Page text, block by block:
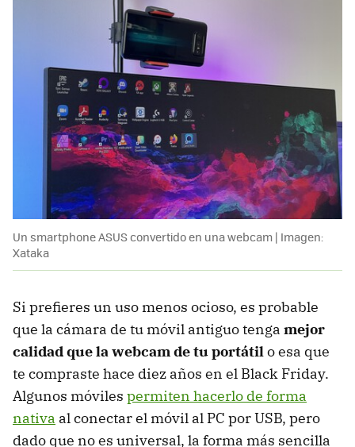
Un smartphone ASUS convertido en una webcam | Imagen:
Xataka
Si prefieres un uso menos ocioso, es probable
que la cámara de tu móvil antiguo tenga mejor
calidad que la webcam de tu portátilo esa que
te compraste hace diez años en el Black Friday.
Algunos móviles permiten hacerlo de forma
nativa al conectar el móvil al PC por USB, pero
dado que no es universal, la forma más sencilla